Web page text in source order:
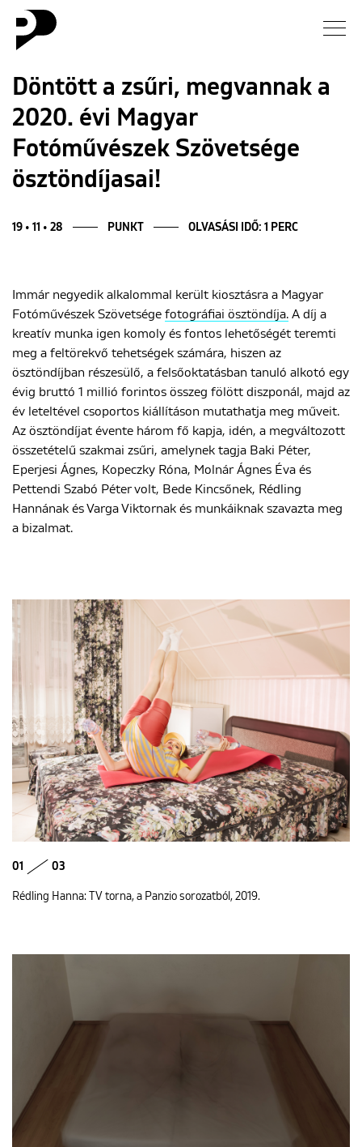
Hírek
Galéria
Rólunk
ENGLISH
Döntött a zsűri, megvannak a
2020. évi Magyar
Fotóművészek Szövetsége
ösztöndíjasai!
19 • 11 • 28 PUNKT OLVASÁSI IDŐ: 1 PERC
Immár negyedik alkalommal került kiosztásra a Magyar
Fotóművészek Szövetsége fotográfiai ösztöndíja. A díj a
kreatív munka igen komoly és fontos lehetőségét teremti
meg a feltörekvő tehetségek számára, hiszen az
ösztöndíjban részesülő, a felsőoktatásban tanuló alkotó egy
évig bruttó 1 millió forintos összeg fölött diszponál, majd az
év leteltével csoportos kiállításon mutathatja meg műveit.
Az ösztöndíjat évente három fő kapja, idén, a megváltozott
összetételű szakmai zsűri, amelynek tagja Baki Péter,
Eperjesi Ágnes, Kopeczky Róna, Molnár Ágnes Éva és
Pettendi Szabó Péter volt, Bede Kincsőnek, Rédling
Hannának és Varga Viktornak és munkáiknak szavazta meg
a bizalmat.
01 03
Rédling Hanna: TV torna, a Panzio sorozatból, 2019.